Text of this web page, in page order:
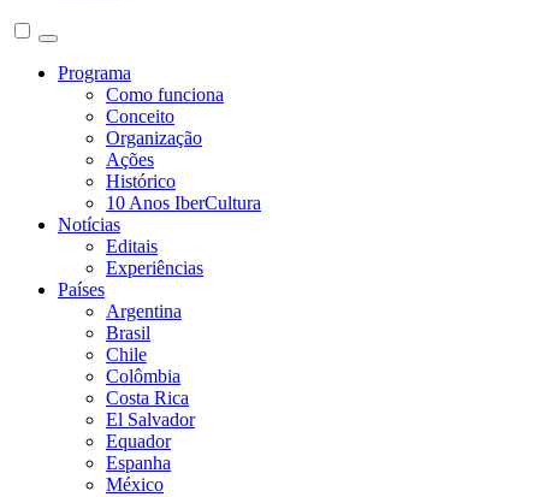
Programa
Como funciona
Conceito
Organização
Ações
Histórico
10 Anos IberCultura
Notícias
Editais
Experiências
Países
Argentina
Brasil
Chile
Colômbia
Costa Rica
El Salvador
Equador
Espanha
México